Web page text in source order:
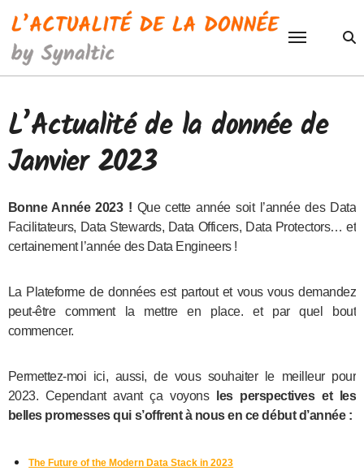
au
contenu
L’Actualité de la donnée de
Janvier 2023
Bonne Année 2023 ! Que cette année soit l’année des Data
Facilitateurs, Data Stewards, Data Officers, Data Protectors… et
certainement l’année des Data Engineers !
La Plateforme de données est partout et vous vous demandez
peut-être comment la mettre en place. et par quel bout
commencer.
Permettez-moi ici, aussi, de vous souhaiter le meilleur pour
2023. Cependant avant ça voyons
les perspectives et les
belles promesses qui s’offrent à nous en ce début d’année :
The Future of the Modern Data Stack in 2023